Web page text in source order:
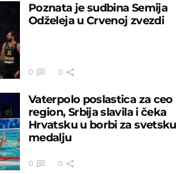
Poznata je sudbina Semija
Odželeja u Crvenoj zvezdi
0 0
Vaterpolo poslastica za ceo
region, Srbija slavila i čeka
Hrvatsku u borbi za svetsku
medalju
0 0